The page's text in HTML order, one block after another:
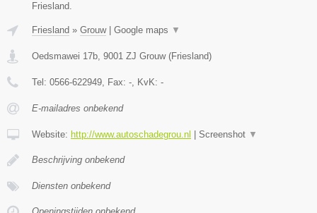
Friesland.
Friesland » Grouw| Google maps ▼
Oedsmawei 17b, 9001 ZJ Grouw(Friesland)
Tel: 0566-622949, Fax: -, KvK: -
E-mailadres onbekend
Website: http://www.autoschadegrou.nl Screenshot ▼
Beschrijving onbekend
Diensten onbekend